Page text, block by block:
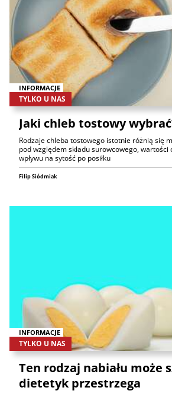
INFORMACJE
TYLKO U NAS
Jaki chleb tostowy
Rodzaje chleba tostowego istotnie różnią się
pod względem składu surowcowego, wartości
wpływu na sytość po posiłku
Filip Siódmiak
INFORMACJE
TYLKO U NAS
Ten rodzaj nabiału może
dietetyk przestrzega